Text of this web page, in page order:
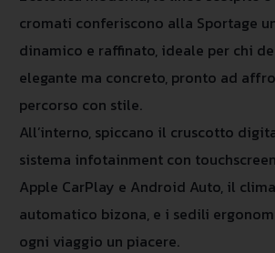
cromati conferiscono alla Sportage
dinamico e raffinato, ideale per chi
elegante ma concreto, pronto ad
percorso con stile.
All’interno, spiccano il cruscotto
sistema infotainment con
Apple CarPlay e Android Auto, il
automatico bizona, e i sedili
ogni viaggio un piacere.